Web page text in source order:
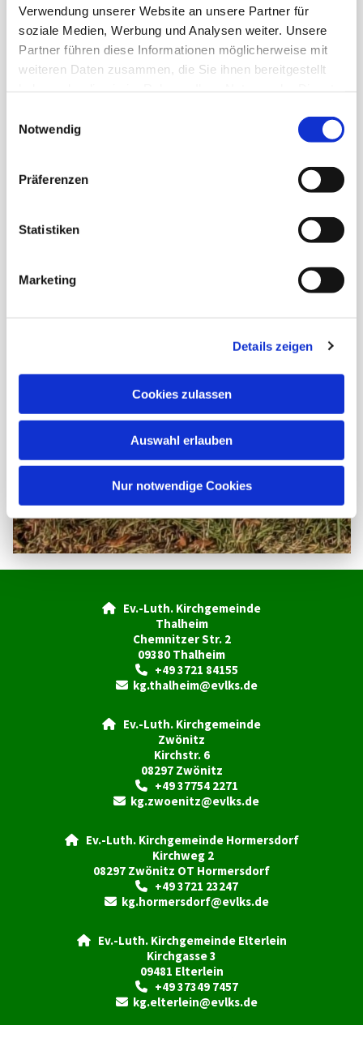
Verwendung unserer Website an unsere Partner für
soziale Medien, Werbung und Analysen weiter. Unsere
Partner führen diese Informationen möglicherweise mit
weiteren Daten zusammen, die Sie ihnen bereitgestellt
Notwendig
Präferenzen
Statistiken
Marketing
Details zeigen
Cookies zulassen
Auswahl erlauben
Nur notwendige Cookies

Ev.-Luth. Kirchgemeinde
Thalheim
Chemnitzer Str. 2
09380 Thalheim
+49 3721 84155
 kg.thalheim@evlks.de

Ev.-Luth. Kirchgemeinde
Zwönitz
Kirchstr. 6
08297 Zwönitz
+49 37754 2271
 kg.zwoenitz@evlks.de
Ev.-Luth. Kirchgemeinde Hormersdorf
Kirchweg 2
08297 Zwönitz OT Hormersdorf
+49 3721 23247
 kg.hormersdorf@evlks.de
Ev.-Luth. Kirchgemeinde Elterlein
Kirchgasse 3
09481 Elterlein
+49 37349 7457
 kg.elterlein@evlks.de